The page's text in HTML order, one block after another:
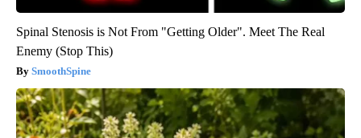
Spinal Stenosis is Not From "Getting Older". Meet The Real
Enemy (Stop This)
SmoothSpine